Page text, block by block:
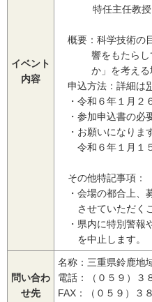
イベント
内容
特任主任教授
概要：科学技術の
響をもたらして
か」を考える場
申込方法：詳細は
・令和６年１月２
・参加申込書の必
・お願いになりま
令和６年１月１５
その他特記事項：
・会場の都合上、
させていただくこ
・県内に特別警報
を中止します。
問い合わ
せ先
名称：三重県鈴鹿
電話：（０５９）３
FAX：（０５９）３